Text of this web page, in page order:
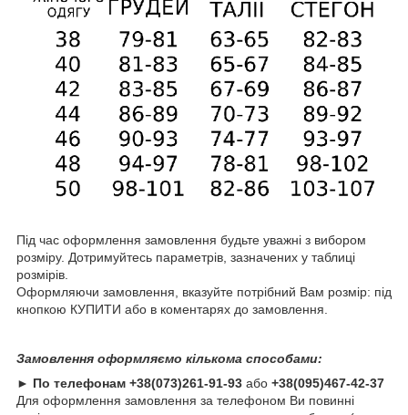
Під час оформлення замовлення будьте уважні з вибором
розміру. Дотримуйтесь параметрів, зазначених у таблиці
розмірів.
Оформляючи замовлення, вказуйте потрібний Вам розмір: під
кнопкою КУПИТИ або в коментарях до замовлення.
Замовлення оформляємо кількома способами:
► По телефонам +38(073)261-91-93 або +38(095)467-42-37
Для оформлення замовлення за телефоном Ви повинні